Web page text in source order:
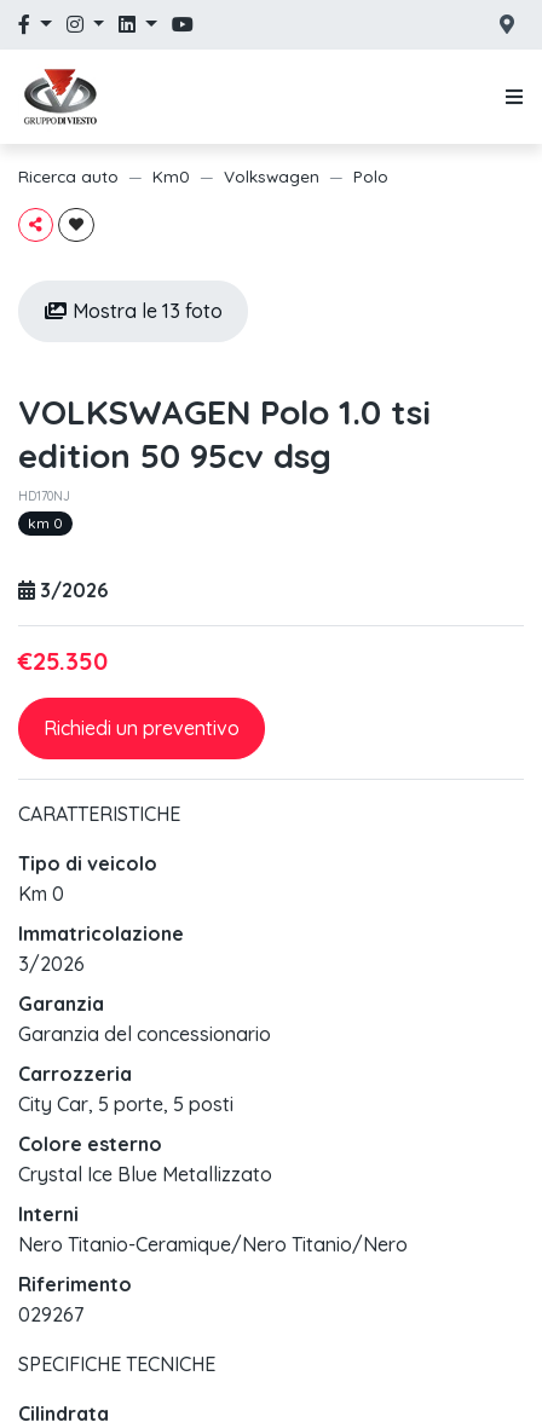
Ricerca auto Km0 Volkswagen Polo
Mostra le 13 foto
VOLKSWAGEN Polo 1.0 tsi
edition 50 95cv dsg
HD170NJ
km 0
3/2026
€25.350
Richiedi un preventivo
CARATTERISTICHE
Tipo di veicolo
Km 0
Immatricolazione
3/2026
Garanzia
Garanzia del concessionario
Carrozzeria
City Car, 5 porte, 5 posti
Colore esterno
Crystal Ice Blue Metallizzato
Interni
Nero Titanio-Ceramique/Nero Titanio/Nero
Riferimento
029267
SPECIFICHE TECNICHE
Cilindrata